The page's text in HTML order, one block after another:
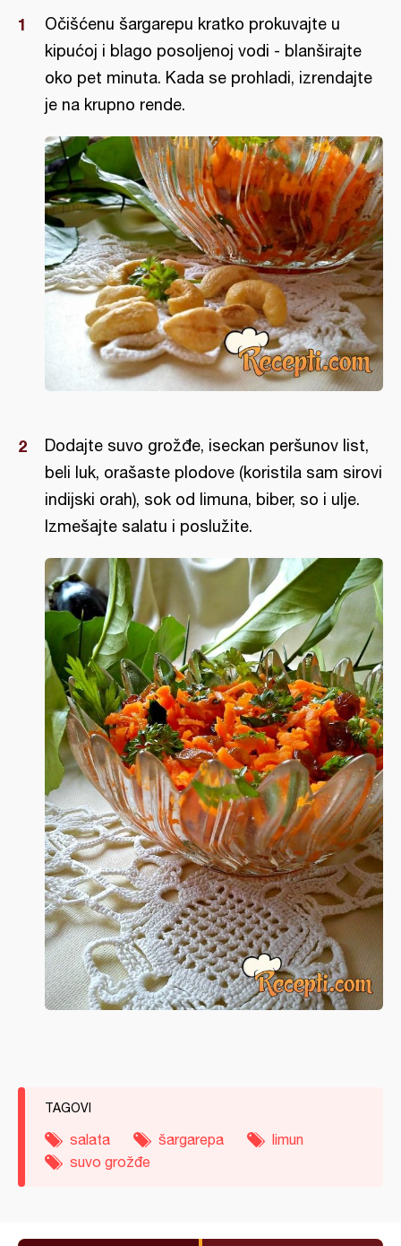
Očišćenu šargarepu kratko prokuvajte u
kipućoj i blago posoljenoj vodi - blanširajte
oko pet minuta. Kada se prohladi, izrendajte
je na krupno rende.
Dodajte suvo grožđe, iseckan peršunov list,
beli luk, orašaste plodove (koristila sam sirovi
indijski orah), sok od limuna, biber, so i ulje.
Izmešajte salatu i poslužite.
TAGOVI
salata šargarepa
limun
suvo grožđe